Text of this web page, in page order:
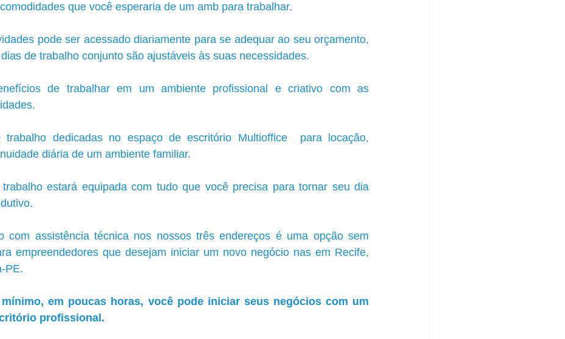
que você esperaria de um amb para trabalhar.
pode ser acessado diariamente para se adequar ao seu orçamento,
de trabalho conjunto são ajustáveis às suas necessidades.
de trabalhar em um ambiente profissional e criativo com as
trabalho dedicadas no espaço de escritório Multioffice  para locação,
diária de um ambiente familiar.
estará equipada com tudo que você precisa para tornar seu dia
com assistência técnica nos nossos três endereços é uma opção sem
empreendedores que desejam iniciar um novo negócio nas em Recife,
PE.
em poucas horas, você pode iniciar seus negócios com um
profissional.